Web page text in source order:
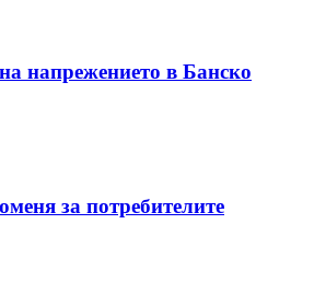
напрежението в Банско
за потребителите